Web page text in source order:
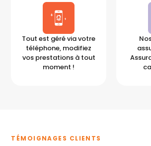
Tout est géré via votre
téléphone, modifiez
vos prestations à tout
moment !
TÉMOIGNAGES CLIENTS